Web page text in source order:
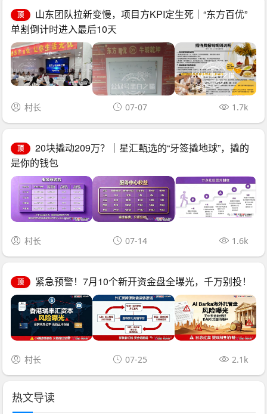
顶
山东团队拉新变慢，项目方KPI定生死｜“东方百优”
单割倒计时进入最后10天
村长 07-07 1.7k
顶
20块撬动209万？｜星汇甄选的“牙签撬地球”，撬的
是你的钱包
村长 07-14 1.6k
顶 紧急预警！7月10个新开资金盘全曝光，千万别投！
村长 07-25 2.1k
热文导读